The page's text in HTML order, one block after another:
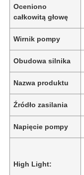
Oceniono
całkowitą głowę
Wirnik pompy
Obudowa silnika
Nazwa produktu
Źródło zasilania
Napięcie pompy
High Light: